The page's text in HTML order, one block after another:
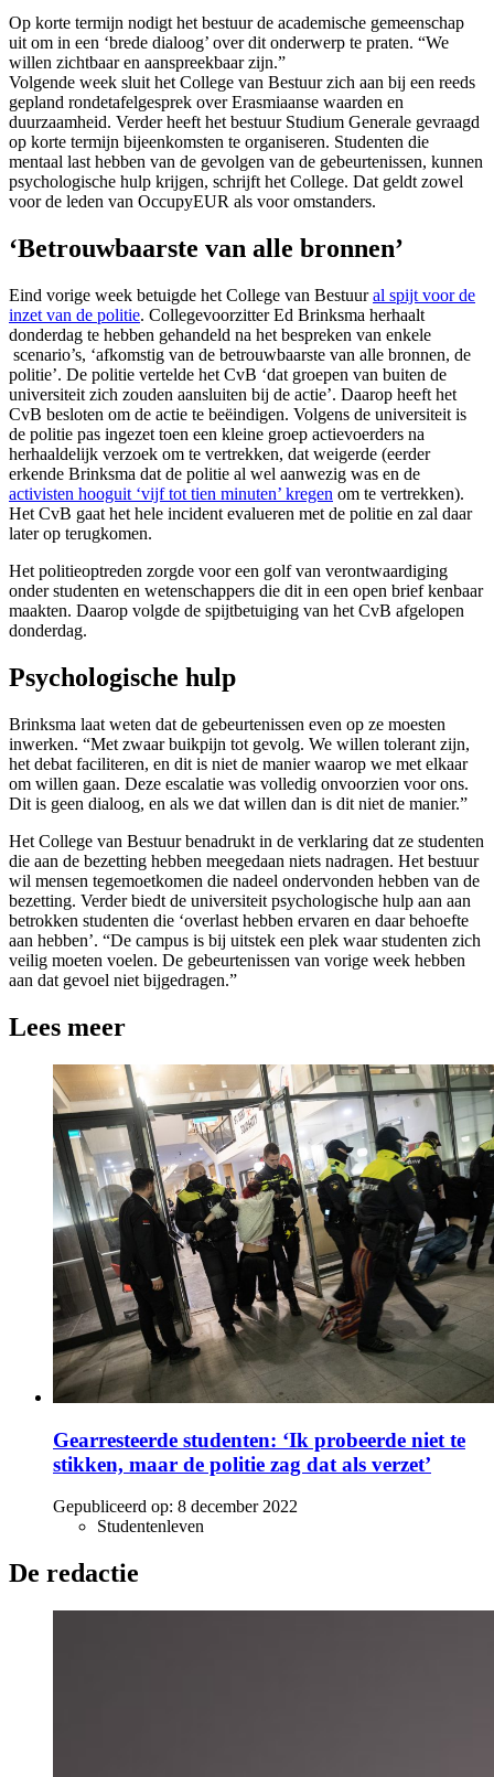
Op korte termijn nodigt het bestuur de academische gemeenschap
uit om in een ‘brede dialoog’ over dit onderwerp te praten. “We
willen zichtbaar en aanspreekbaar zijn.”
Volgende week sluit het College van Bestuur zich aan bij een reeds
gepland rondetafelgesprek over Erasmiaanse waarden en
duurzaamheid. Verder heeft het bestuur Studium Generale gevraagd
op korte termijn bijeenkomsten te organiseren. Studenten die
mentaal last hebben van de gevolgen van de gebeurtenissen, kunnen
psychologische hulp krijgen, schrijft het College. Dat geldt zowel
voor de leden van OccupyEUR als voor omstanders.
‘Betrouwbaarste van alle bronnen’
Eind vorige week betuigde het College van Bestuural spijt voor de
inzet van de politie. Collegevoorzitter Ed Brinksma herhaalt
donderdag te hebben gehandeld na het bespreken van enkele
scenario’s, ‘afkomstig van de betrouwbaarste van alle bronnen, de
politie’. De politie vertelde het CvB ‘dat groepen van buiten de
universiteit zich zouden aansluiten bij de actie’. Daarop heeft het
CvB besloten om de actie te beëindigen. Volgens de universiteit is
de politie pas ingezet toen een kleine groep actievoerders na
herhaaldelijk verzoek om te vertrekken, dat weigerde (eerder
erkende Brinksma dat de politie al wel aanwezig was en de
activisten hooguit ‘vijf tot tien minuten’ kregen om te vertrekken).
Het CvB gaat het hele incident evalueren met de politie en zal daar
later op terugkomen.
Het politieoptreden zorgde voor een golf van verontwaardiging
onder studenten en wetenschappers die dit in een open brief kenbaar
maakten. Daarop volgde de spijtbetuiging van het CvB afgelopen
donderdag.
Psychologische hulp
Brinksma laat weten dat de gebeurtenissen even op ze moesten
inwerken. “Met zwaar buikpijn tot gevolg. We willen tolerant zijn,
het debat faciliteren, en dit is niet de manier waarop we met elkaar
om willen gaan. Deze escalatie was volledig onvoorzien voor ons.
Dit is geen dialoog, en als we dat willen dan is dit niet de manier.”
Het College van Bestuur benadrukt in de verklaring dat ze studenten
die aan de bezetting hebben meegedaan niets nadragen. Het bestuur
wil mensen tegemoetkomen die nadeel ondervonden hebben van de
bezetting. Verder biedt de universiteit psychologische hulp aan aan
betrokken studenten die ‘overlast hebben ervaren en daar behoefte
aan hebben’. “De campus is bij uitstek een plek waar studenten zich
veilig moeten voelen. De gebeurtenissen van vorige week hebben
aan dat gevoel niet bijgedragen.”
Lees meer
Gearresteerde studenten: ‘Ik probeerde niet te
stikken, maar de politie zag dat als verzet’
Gepubliceerd op: 8 december 2022
Studentenleven
De redactie